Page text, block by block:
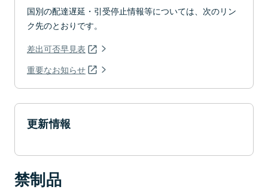
国別の配達遅延・引受停止情報等については、次のリン
ク先のとおりです。
差出可否早見表
重要なお知らせ
更新情報
禁制品